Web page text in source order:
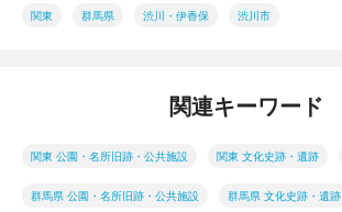
関東 群馬県 渋川・伊香保 渋川市
関連キーワード
関東 公園・名所旧跡・公共施設 関東 文化史跡・遺跡
群馬県 公園・名所旧跡・公共施設 群馬県 文化史跡・遺跡